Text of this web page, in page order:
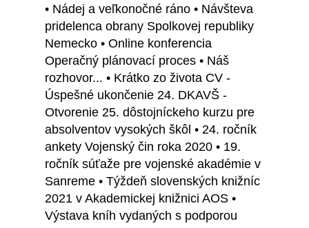
• Nádej a veľkonočné ráno • Návšteva
pridelenca obrany Spolkovej republiky
Nemecko • Online konferencia
Operačný plánovací proces • Náš
rozhovor... • Krátko zo života CV -
Úspešné ukončenie 24. DKAVŠ -
Otvorenie 25. dôstojníckeho kurzu pre
absolventov vysokých škôl • 24. ročník
ankety Vojenský čin roka 2020 • 19.
ročník súťaže pre vojenské akadémie v
Sanreme • Týždeň slovenských knižníc
2021 v Akademickej knižnici AOS •
Výstava kníh vydaných s podporou